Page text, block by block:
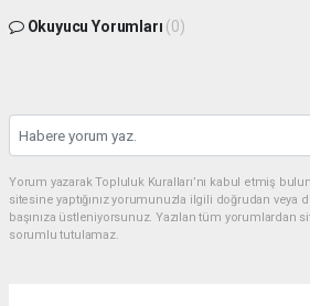
Okuyucu Yorumları (0)
Yorum yazarak Topluluk Kuralları’nı kabul etmiş
sitesine yaptığınız yorumunuzla ilgili doğrudan veya
başınıza üstleniyorsunuz. Yazılan tüm yorumlardan
sorumlu tutulamaz.